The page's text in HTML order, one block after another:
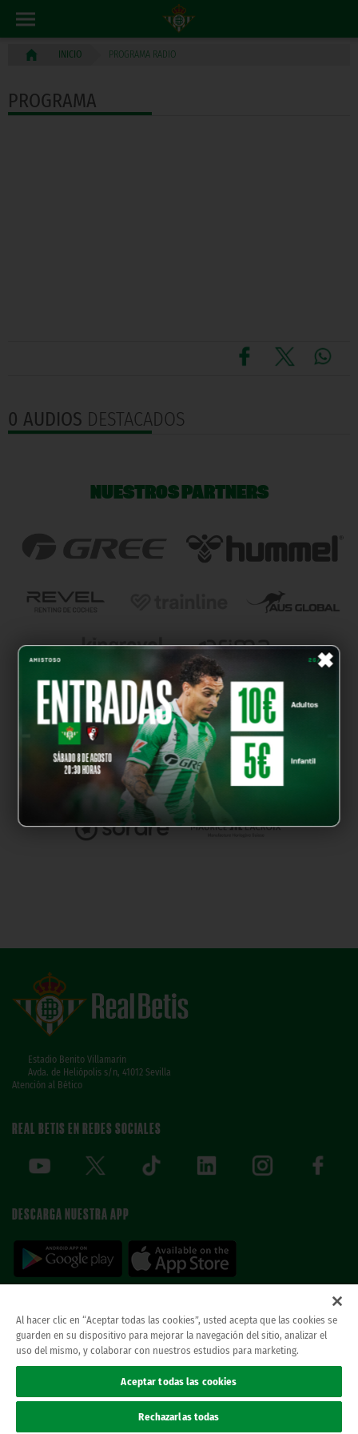
×
INICIO PROGRAMA RADIO
PROGRAMA
0 AUDIOS DESTACADOS
NUESTROS PARTNERS
Estadio Benito Villamarín
Avda. de Heliópolis s/n, 41012 Sevilla
Atención al Bético
REAL BETIS EN REDES SOCIALES
DESCARGA NUESTRA APP
© REAL BETIS BALOMPIE.esta página web es la única oficial del real betis balompie.
todos los derechos reservados.
Al hacer clic en “Aceptar todas las cookies”, usted acepta que las cookies se
guarden en su dispositivo para mejorar la navegación del sitio, analizar el
uso del mismo, y colaborar con nuestros estudios para marketing.
Aceptar todas las cookies
Rechazarlas todas